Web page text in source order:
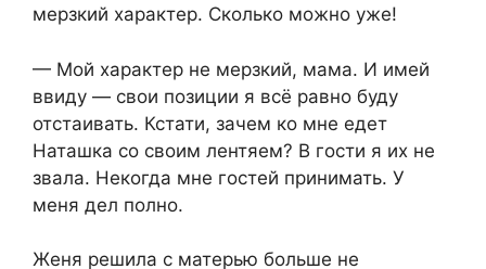
мерзкий характер. Сколько можно уже!
— Мой характер не мерзкий, мама. И имей
ввиду — свои позиции я всё равно буду
отстаивать. Кстати, зачем ко мне едет
Наташка со своим лентяем? В гости я их не
звала. Некогда мне гостей принимать. У
меня дел полно.
Женя решила с матерью больше не